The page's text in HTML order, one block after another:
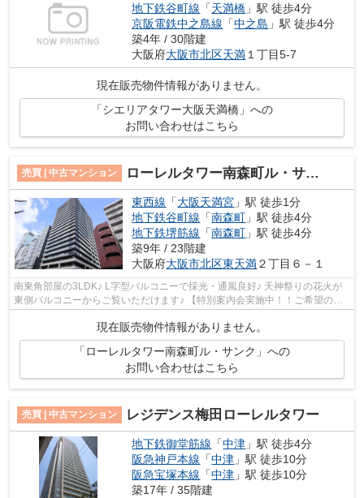
地下鉄谷町線 「天満橋 」駅 徒歩4分
京阪電鉄中之島線 「中之島 」駅 徒歩4分
築4年 / 30階建
大阪府大阪市北区天満 １丁目5-7
現在販売物件情報がありません。
「シエリアタワー大阪天満橋」への
お問い合わせはこちら
売買 | 中古マンション ローレルタワー南森町ル・サンク
東西線 「大阪天満宮 」駅 徒歩1分
地下鉄谷町線 「南森町 」駅 徒歩4分
地下鉄堺筋線 「南森町 」駅 徒歩4分
築9年 / 23階建
大阪府大阪市北区東天満２丁目６－１
南東角部屋の3LDK♪ L字型バルコニーで採光・通風良好♪ 天神祭りの花火が
東側バルコニーからご覧いただけます♪ 【特別案内会実施中！！ご希望の日
現在販売物件情報がありません。
「ローレルタワー南森町ル・サンク」への
お問い合わせはこちら
売買 | 中古マンション レジデンス梅田ローレルタワー
地下鉄御堂筋線 「中津 」駅 徒歩4分
阪急神戸本線 「中津 」駅 徒歩10分
阪急宝塚本線 「中津 」駅 徒歩10分
築17年 / 35階建